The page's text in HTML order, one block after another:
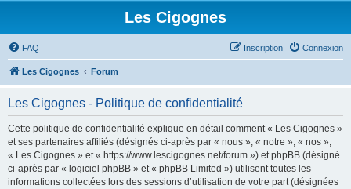
Les Cigognes
FAQ Connexion
Inscription
Les Cigognes Forum
Les Cigognes - Politique de confidentialité
Cette politique de confidentialité explique en détail comment « Les Cigognes »
et ses partenaires affiliés (désignés ci-après par « nous », « notre », « nos »,
« Les Cigognes » et « https://www.lescigognes.net/forum ») et phpBB (désigné
ci-après par « logiciel phpBB » et « phpBB Limited ») utilisent toutes les
informations collectées lors des sessions d’utilisation de votre part (désignées